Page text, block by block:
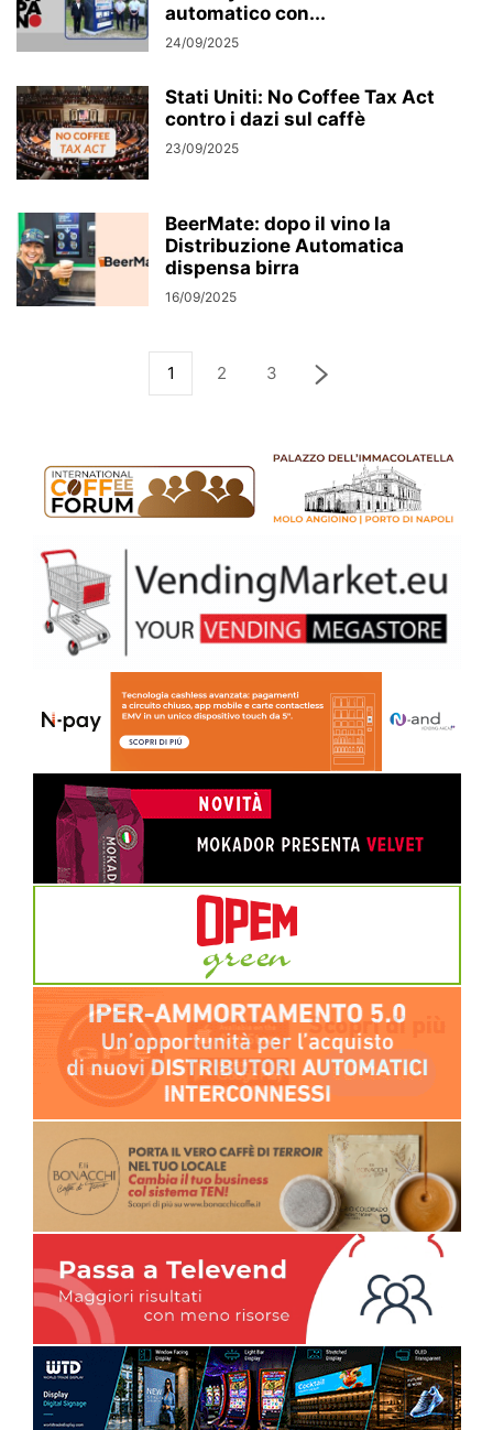
automatico con...
24/09/2025
Stati Uniti: No Coffee Tax Act
contro i dazi sul caffè
23/09/2025
BeerMate: dopo il vino la
Distribuzione Automatica
dispensa birra
16/09/2025
1 2 3